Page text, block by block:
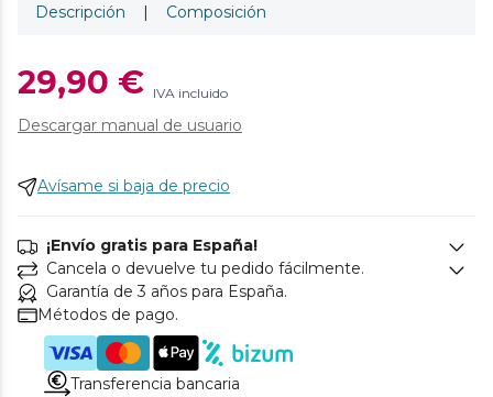
Descripción | Composición
29,90 € IVA incluido
Descargar manual de usuario
Avísame si baja de precio
¡Envío gratis para España!
Cancela o devuelve tu pedido fácilmente.
Garantía de 3 años para España.
Métodos de pago.
Transferencia bancaria